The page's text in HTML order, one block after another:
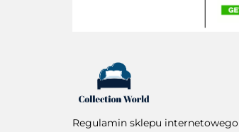
Regulamin sklepu internetowego